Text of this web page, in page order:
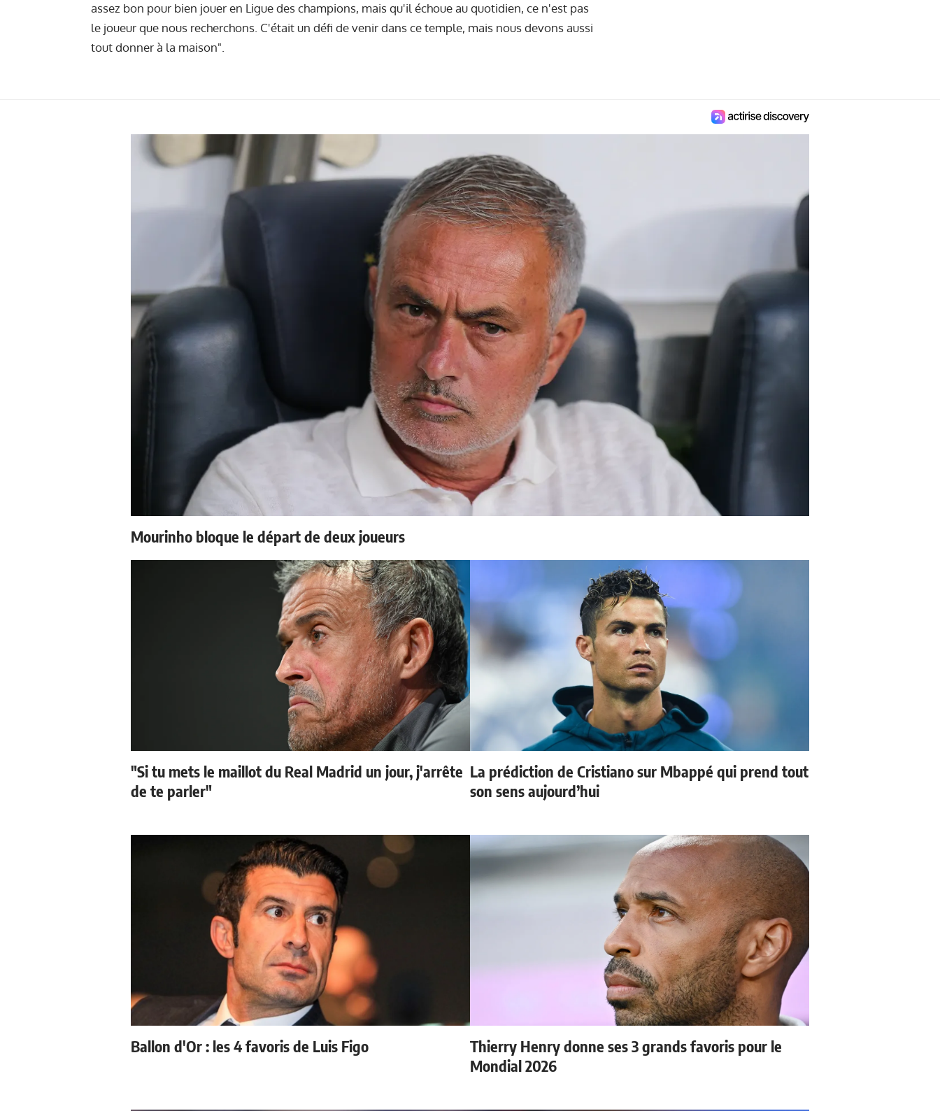
assez bon pour bien jouer en Ligue des champions, mais qu'il échoue au quotidien, ce n'est pas
le joueur que nous recherchons. C'était un défi de venir dans ce temple, mais nous devons aussi
tout donner à la maison".
Mourinho bloque le départ de deux joueurs
"Si tu mets le maillot du Real Madrid un jour, j'arrête
de te parler"
La prédiction de Cristiano sur Mbappé qui prend tout
son sens aujourd’hui
Ballon d'Or : les 4 favoris de Luis Figo
Thierry Henry donne ses 3 grands favoris pour le
Mondial 2026